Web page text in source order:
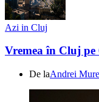
Azi in Cluj
Vremea în Cluj pe
De laAndrei